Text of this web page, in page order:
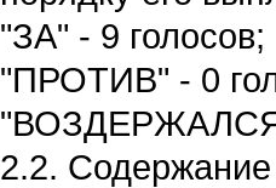
"ЗА" - 9 голосов;
"ПРОТИВ" - 0
2.2.